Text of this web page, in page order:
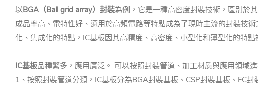
以BGA（Ball grid array）封裝為例，它是一種高密度封裝技術，區別於
成品率高、電特性好、適用於高頻電路等特點成為了現時主流的封裝技
化、集成化的特點，IC基板因其高精度、高密度、小型化和薄型化的特
IC基板品種繁多，應用廣泛。 可以按照封裝管道、加工材质與應用領域進
1、按照封裝管道分類，IC基板分為BGA封裝基板、CSP封裝基板、FC封